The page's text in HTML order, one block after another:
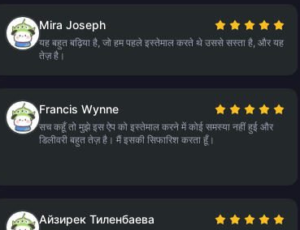
Mira Joseph
यह बहुत बढ़िया है, जो हम पहले इस्तेमाल करते थे उससे सस्ता है, और यह
तेज़ है।
Francis Wynne
सच कहूँ तो मुझे इस ऐप को इस्तेमाल करने में कोई समस्या नहीं हुई और
डिलीवरी बहुत तेज़ है। मैं इसकी सिफारिश करता हूँ।
Айзирек Тиленбаева